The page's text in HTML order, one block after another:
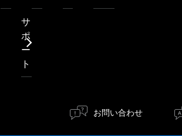
サ
ポ
ー
ト
お問い合わせ